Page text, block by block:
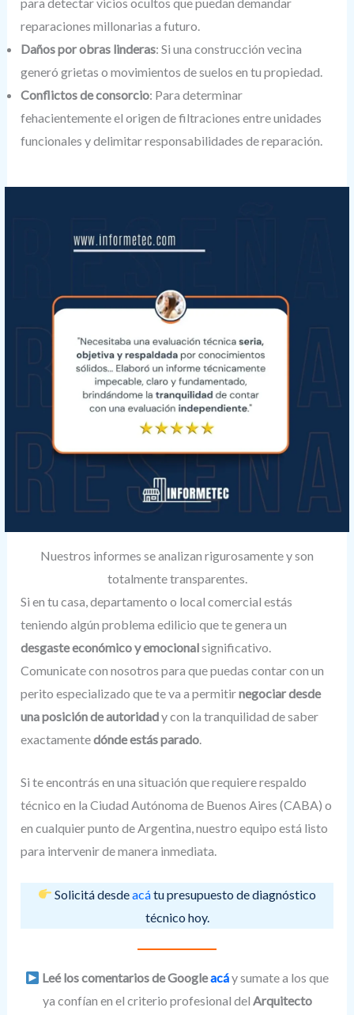
reparaciones millonarias a futuro.
Daños por obras linderas: Si una construcción vecina
generó grietas o movimientos de suelos en tu propiedad.
Conflictos de consorcio: Para determinar
fehacientemente el origen de filtraciones entre unidades
funcionales y delimitar responsabilidades de reparación.
Nuestros informes se analizan rigurosamente y son
totalmente transparentes.
Si en tu casa, departamento o local comercial estás
teniendo algún problema edilicio que te genera un
desgaste económico y emocionalsignificativo.
Comunicate con nosotros para que puedas contar con un
perito especializado que te va a permitirnegociar desde
una posición de autoridady con la tranquilidad de saber
exactamentedónde estás parado
Si te encontrás en una situación que requiere respaldo
técnico en la Ciudad Autónoma de Buenos Aires (CABA) o
en cualquier punto de Argentina, nuestro equipo está listo
para intervenir de manera inmediata.
Solicitá desdeacátu presupuesto de diagnóstico
técnico hoy.
Leé los comentarios de Googleacáy sumate a los que
ya confían en el criterio profesional del Arquitecto